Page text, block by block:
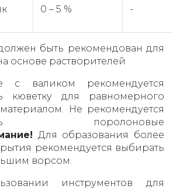
0 – 5 % -
быть рекомендован для
основе растворителей
с валиком рекомендуется
кюветку для равномерного
Не рекомендуется
поролоновые
Для образования более
рекомендуется выбирать
ворсом.
инструментов для